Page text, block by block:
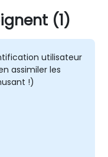
(1)
utilisateur
assimiler les
!)